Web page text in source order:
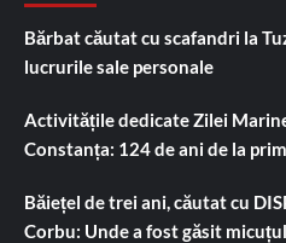
Bărbat căutat cu scafandri la
lucrurile sale personale
Activitățile dedicate Zilei
Constanța: 124 de ani de la
Băiețel de trei ani, căutat cu
Corbu: Unde a fost găsit micuțul